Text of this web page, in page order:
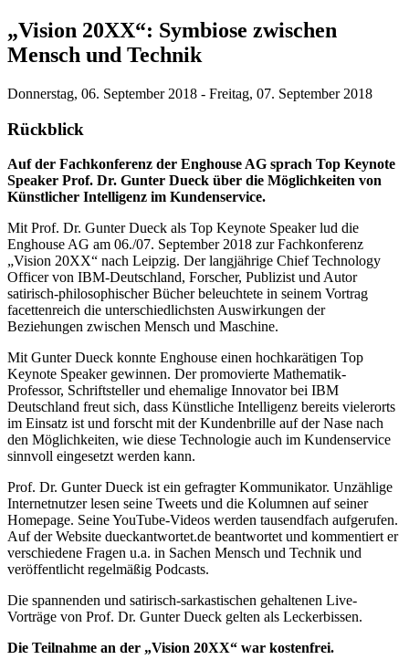
„Vision 20XX“: Symbiose zwischen
Mensch und Technik
Donnerstag, 06. September 2018 - Freitag, 07. September 2018
Rückblick
Auf der Fachkonferenz der Enghouse AG sprach Top Keynote
Speaker Prof. Dr. Gunter Dueck über die Möglichkeiten von
Künstlicher Intelligenz im Kundenservice.
Mit Prof. Dr. Gunter Dueck als Top Keynote Speaker lud die
Enghouse AG am 06./07. September 2018 zur Fachkonferenz
„Vision 20XX“ nach Leipzig. Der langjährige Chief Technology
Officer von IBM-Deutschland, Forscher, Publizist und Autor
satirisch-philosophischer Bücher beleuchtete in seinem Vortrag
facettenreich die unterschiedlichsten Auswirkungen der
Beziehungen zwischen Mensch und Maschine.
Mit Gunter Dueck konnte Enghouse einen hochkarätigen Top
Keynote Speaker gewinnen. Der promovierte Mathematik-
Professor, Schriftsteller und ehemalige Innovator bei IBM
Deutschland freut sich, dass Künstliche Intelligenz bereits vielerorts
im Einsatz ist und forscht mit der Kundenbrille auf der Nase nach
den Möglichkeiten, wie diese Technologie auch im Kundenservice
sinnvoll eingesetzt werden kann.
Prof. Dr. Gunter Dueck ist ein gefragter Kommunikator. Unzählige
Internetnutzer lesen seine Tweets und die Kolumnen auf seiner
Homepage. Seine YouTube-Videos werden tausendfach aufgerufen.
Auf der Website dueckantwortet.de beantwortet und kommentiert er
verschiedene Fragen u.a. in Sachen Mensch und Technik und
veröffentlicht regelmäßig Podcasts.
Die spannenden und satirisch-sarkastischen gehaltenen Live-
Vorträge von Prof. Dr. Gunter Dueck gelten als Leckerbissen.
Die Teilnahme an der „Vision 20XX“ war kostenfrei.